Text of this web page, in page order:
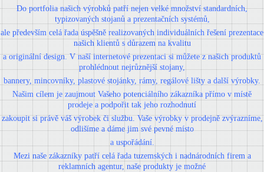
Do portfolia našich výrobků patří nejen velké množství standardních,
typizovaných stojanů a prezentačních systémů,
ale především celá řada úspěšně realizovaných individuálních řešení prezentace
našich klientů s důrazem na kvalitu
a originální design. V naší internetové prezentaci si můžete z našich produktů
prohlédnout nejrůznější stojany,
bannery, mincovníky, plastové stojánky, rámy, regálové lišty a další výrobky.
Našim cílem je zaujmout Vašeho potenciálního zákazníka přímo v místě
prodeje a podpořit tak jeho rozhodnutí
zakoupit si právě váš výrobek či službu. Vaše výrobky v prodejně zvýrazníme,
odlišíme a dáme jim své pevné místo
a uspořádání.
Mezi naše zákazníky patří celá řada tuzemských i nadnárodních firem a
reklamních agentur, naše produkty je možné